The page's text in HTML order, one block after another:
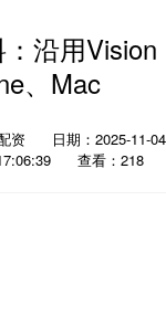
沿用Vision
、Mac
资
日期：2025-11-04
查看：218